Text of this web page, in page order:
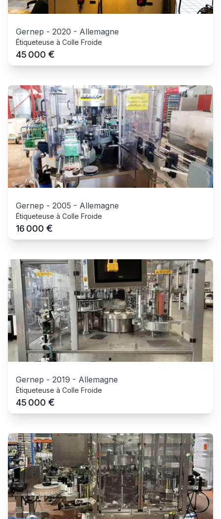
Gernep - 2020 - Allemagne
Étiqueteuse à Colle Froide
45 000 €
Gernep - 2005 - Allemagne
Étiqueteuse à Colle Froide
16 000 €
Gernep - 2019 - Allemagne
Étiqueteuse à Colle Froide
45 000 €